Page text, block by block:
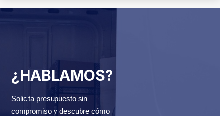
¿HABLAMOS?
Solicita presupuesto sin
compromiso y descubre cómo